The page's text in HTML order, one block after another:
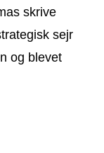
skrive
sejr
og blevet